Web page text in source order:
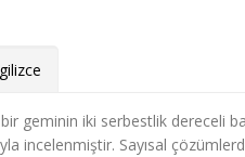
geminin iki serbestlik dereceli
incelenmiştir. Sayısal